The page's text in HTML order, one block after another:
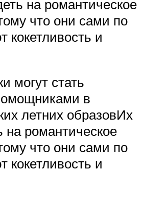
на романтическое
что они сами по
кокетливость и
могут стать
в
летних образовИх
на романтическое
что они сами по
кокетливость и